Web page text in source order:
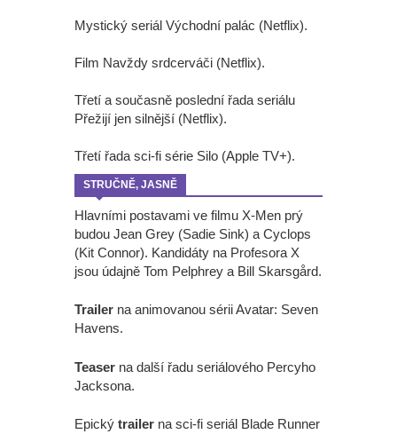
Mystický seriál Východní palác (Netflix).
Film Navždy srdcerváči (Netflix).
Třetí a současně poslední řada seriálu
Přežijí jen silnější (Netflix).
Třetí řada sci-fi série Silo (Apple TV+).
STRUČNĚ, JASNĚ
Hlavními postavami ve filmu X-Men prý
budou Jean Grey (Sadie Sink) a Cyclops
(Kit Connor). Kandidáty na Profesora X
jsou údajně Tom Pelphrey a Bill Skarsgård.
Trailer na animovanou sérii Avatar: Seven
Havens.
Teaser na další řadu seriálového Percyho
Jacksona.
Epický trailer na sci-fi seriál Blade Runner